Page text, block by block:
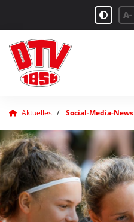
A-
Aktuelles Social-Media-News